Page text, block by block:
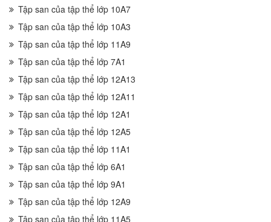
Tập san của tập thể lớp 10A7
Tập san của tập thể lớp 10A3
Tập san của tập thể lớp 11A9
Tập san của tập thể lớp 7A1
Tập san của tập thể lớp 12A13
Tập san của tập thể lớp 12A11
Tập san của tập thể lớp 12A1
Tập san của tập thể lớp 12A5
Tập san của tập thể lớp 11A1
Tập san của tập thể lớp 6A1
Tập san của tập thể lớp 9A1
Tập san của tập thể lớp 12A9
Tập san của tập thể lớp 11A5